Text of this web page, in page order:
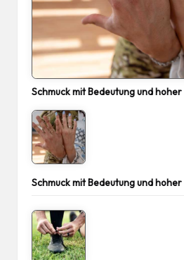
Schmuck mit Bedeutung und
Schmuck mit Bedeutung und